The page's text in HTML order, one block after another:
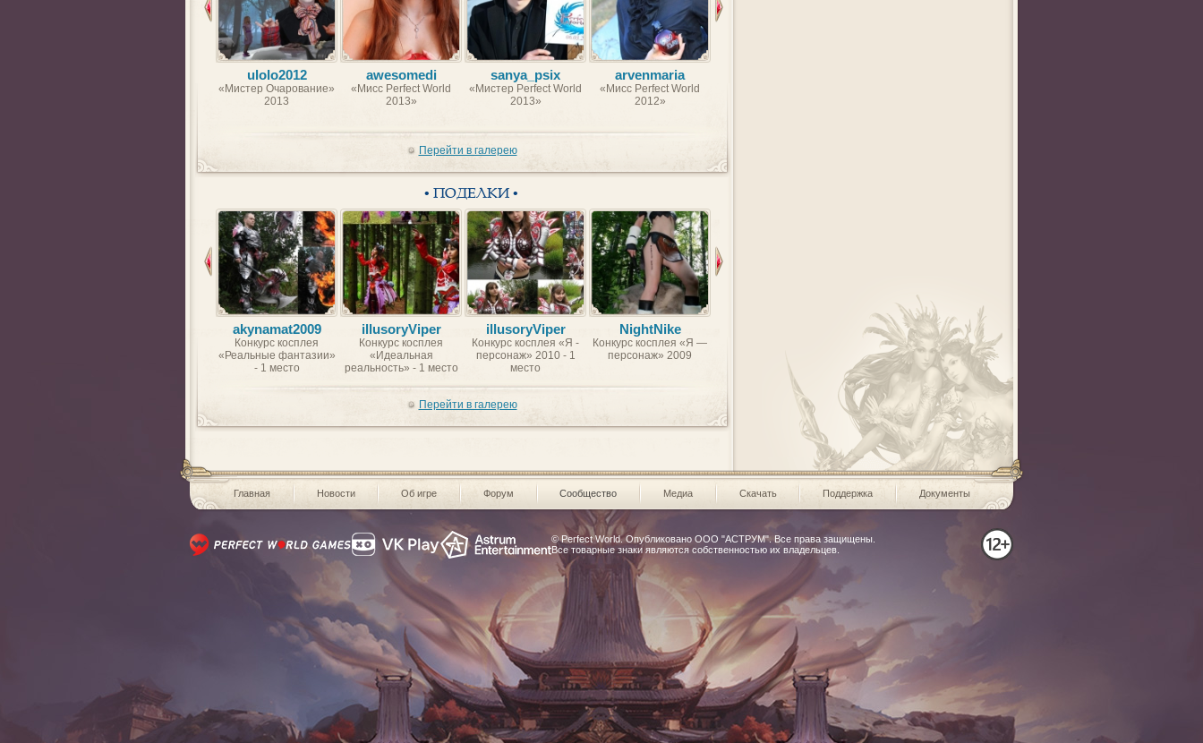
ulolo2012
«Мистер Очарование»
2013
awesomedi
«Мисс Perfect World
2013»
sanya_psix
«Мистер Perfect World
2013»
arvenmaria
«Мисс Perfect World
2012»
Перейти в галерею
• ПОДЕЛКИ •
akynamat2009
Конкурс косплея
«Реальные фантазии»
- 1 место
illusoryViper
Конкурс косплея
«Идеальная
реальность» - 1 место
illusoryViper
Конкурс косплея «Я -
персонаж» 2010 - 1
место
NightNike
Конкурс косплея «Я —
персонаж» 2009
ElleZ
«Идеальная елка» -1
место
«Идеальный
Хэллоуин»
Перейти в галерею
Главная Новости Об игре Форум Сообщество Медиа Скачать Поддержка Документы
© Perfect World. Опубликовано ООО "АСТРУМ". Все права защищены.
Все товарные знаки являются собственностью их владельцев.